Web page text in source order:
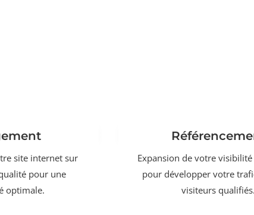
site internet sur
pour une
optimale.
Expansion de votre
pour développer votre
visiteurs qualifiés.